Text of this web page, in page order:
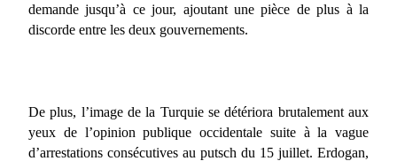
demande jusqu’à ce jour, ajoutant une pièce de plus à la
discorde entre les deux gouvernements.
De plus, l’image de la Turquie se détériora brutalement aux
yeux de l’opinion publique occidentale suite à la vague
d’arrestations consécutives au putsch du 15 juillet. Erdogan,